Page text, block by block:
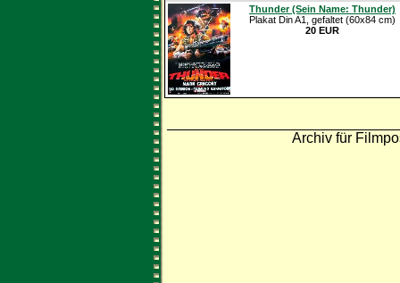
Thunder (Sein Name: Thunder)
Plakat Din A1, gefaltet (60x84 cm)
20 EUR
Archiv für